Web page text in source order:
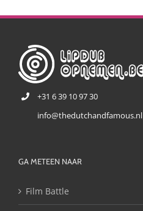
+31 6 39 10 97 30
info@thedutchandfamous.nl
GA METEEN NAAR
Film Battle